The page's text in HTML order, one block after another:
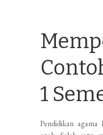
1
Pendidikan